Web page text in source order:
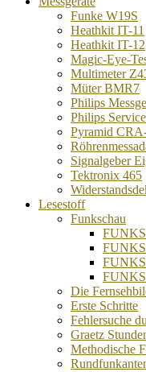
Funke W19S
Heathkit IT-11
Heathkit IT-12
Magic-Eye-
Multimeter
Müter BMR7
Philips
Philips
Pyramid
Signalgeber
Tektronix 465
Lesestoff
Funkschau
Die
Erste Schritte
Fehlersuche
Graetz
Methodische